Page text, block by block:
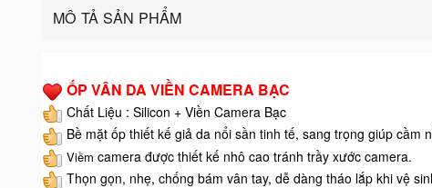
MÔ TẢ SẢN PHẨM
ỐP VÂN DA VIỀN CAMERA BẠC
Chất Liệu : Silicon + Viền Camera Bạc
Bề mặt ốp thiết kế giả da nổi sần tinh tế, sang trọng giúp cầm
Viềm camera được thiết kế nhô cao tránh trầy xước camera.
Thọn gọn, nhẹ, chống bám vân tay, dễ dàng tháo lắp khi vệ